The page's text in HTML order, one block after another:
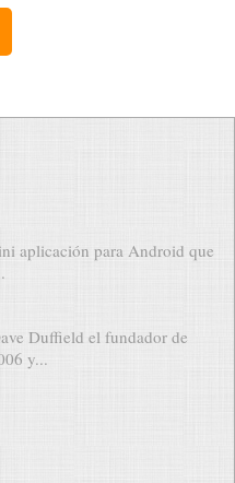
aplicación para Android que
Duffield el fundador de
y...